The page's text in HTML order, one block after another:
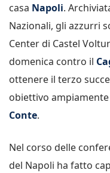
casa Napoli.
Nazionali, gli azzurri
Center di Castel
domenica contro il
ottenere il terzo
obiettivo
Conte.
Nel corso delle
del Napoli ha fatto